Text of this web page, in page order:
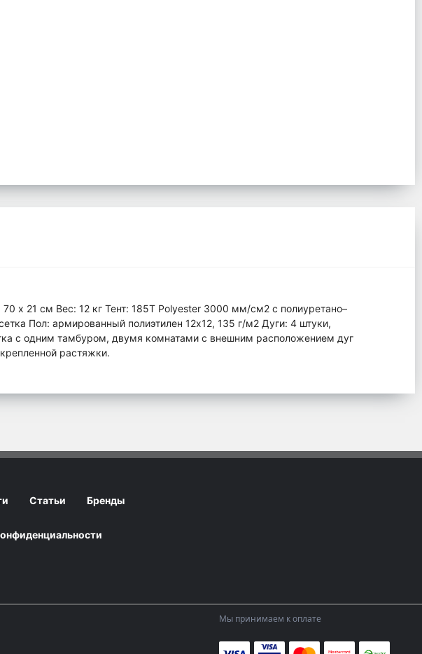
х 21 см Вес: 12 кг Тент: 185Т Polyester 3000 мм/см2 с полиуретано–
Пол: армированный полиэтилен 12х12, 135 г/м2 Дуги: 4 штуки,
с одним тамбуром, двумя комнатами с внешним расположением дуг
растяжки.
Статьи Бренды
Мы принимаем к оплате